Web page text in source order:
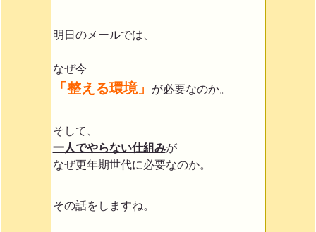
明日のメールでは、
なぜ今
「整える環境」 が必要なのか。
そして、
一人でやらない仕組みが
なぜ更年期世代に必要なのか。
その話をしますね。